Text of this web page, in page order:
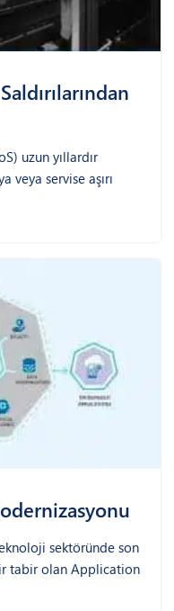
uzun yıllardır
veya servise aşırı
sektöründe son
tabir olan Application